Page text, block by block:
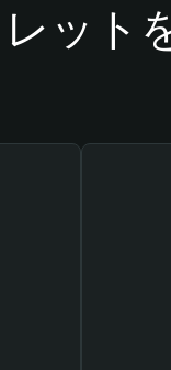
ット